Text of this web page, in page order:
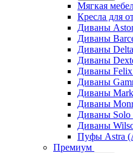
Мягкая
Кресла для
Диваны
Диваны
Диваны
Диваны
Диваны
Диваны
Диваны
Диваны
Диваны Solo
Диваны
Пуфы Astra
Премиум